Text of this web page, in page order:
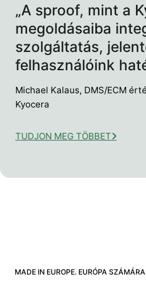
„A sproof, mint a
megoldásaiba
szolgáltatás,
felhasználóink
Michael Kalaus, DMS/ECM
Kyocera
TUDJON MEG TÖBBET
MADE IN EUROPE. EURÓPA